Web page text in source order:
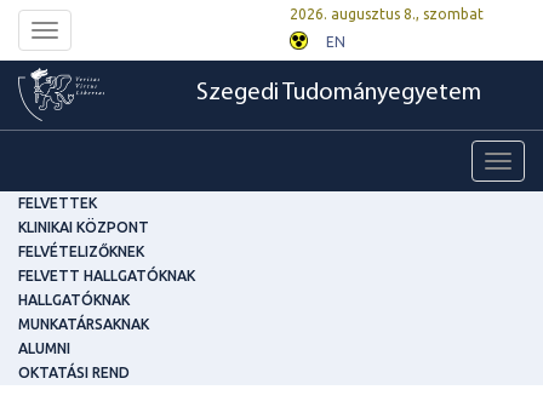
Toggle
navigation
2026. augusztus 8., szombat
EN
Szegedi Tudományegyetem
FELVETTEK
KLINIKAI KÖZPONT
FELVÉTELIZŐKNEK
FELVETT HALLGATÓKNAK
HALLGATÓKNAK
MUNKATÁRSAKNAK
ALUMNI
OKTATÁSI REND